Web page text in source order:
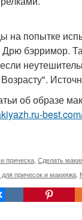
на попытке
Дрю бэрримор.
об образе
прическа Сделать
для причесок и макияжа